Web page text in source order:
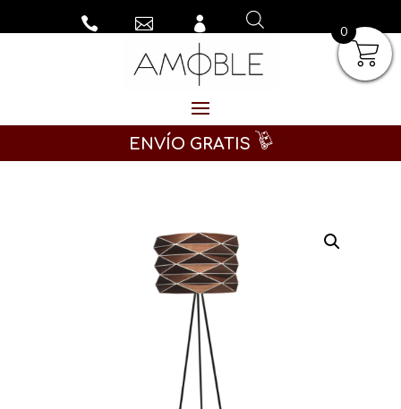
  
ENVÍO GRATIS
0